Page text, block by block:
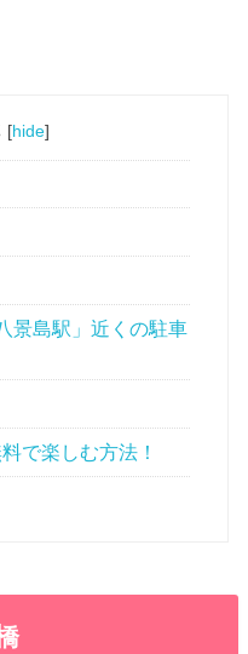
[hide]
景島駅」近くの駐車
で楽しむ方法！